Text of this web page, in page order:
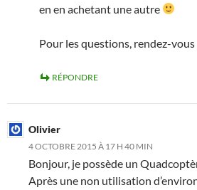
en en achetant une autre
Pour les questions, rendez-
RÉPONDRE
Olivier
4 OCTOBRE 2015 À 17 H 40 MIN
Bonjour, je possède un
Après une non utilisation